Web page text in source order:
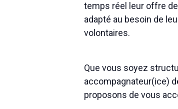
temps réel leur offre
adapté au besoin de
volontaires.
Que vous soyez
accompagnateur(ice)
proposons de vous